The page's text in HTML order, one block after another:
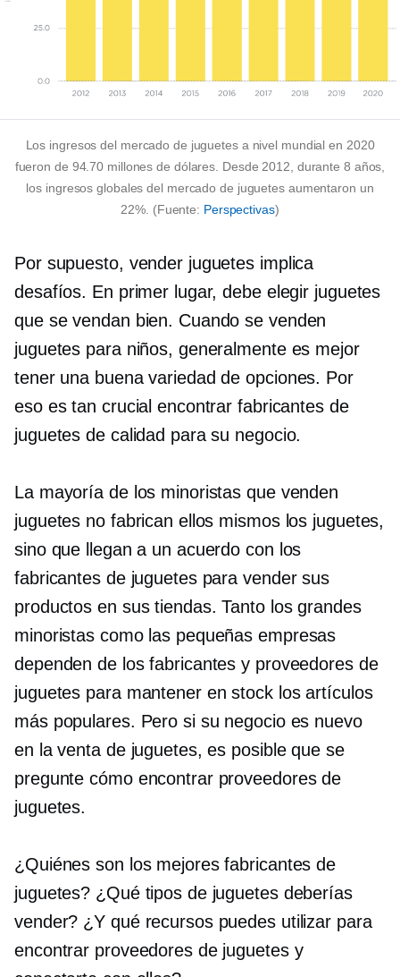
Los ingresos del mercado de juguetes a nivel mundial en 2020
fueron de 94.70 millones de dólares. Desde 2012, durante 8 años,
los ingresos globales del mercado de juguetes aumentaron un
22%. (Fuente: Perspectivas)
Por supuesto, vender juguetes implica
desafíos. En primer lugar, debe elegir juguetes
que se vendan bien. Cuando se venden
juguetes para niños, generalmente es mejor
tener una buena variedad de opciones. Por
eso es tan crucial encontrar fabricantes de
juguetes de calidad para su negocio.
La mayoría de los minoristas que venden
juguetes no fabrican ellos mismos los juguetes,
sino que llegan a un acuerdo con los
fabricantes de juguetes para vender sus
productos en sus tiendas. Tanto los grandes
minoristas como las pequeñas empresas
dependen de los fabricantes y proveedores de
juguetes para mantener en stock los artículos
más populares. Pero si su negocio es nuevo
en la venta de juguetes, es posible que se
pregunte cómo encontrar proveedores de
juguetes.
¿Quiénes son los mejores fabricantes de
juguetes? ¿Qué tipos de juguetes deberías
vender? ¿Y qué recursos puedes utilizar para
encontrar proveedores de juguetes y